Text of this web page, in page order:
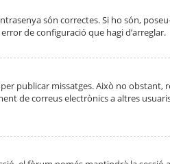
són correctes. Si ho són,
de configuració que hagi d’arreglar.
publicar missatges. Això no
de correus electrònics a altres